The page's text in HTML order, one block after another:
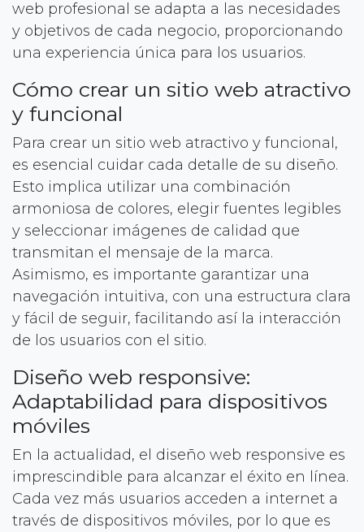
web profesional se adapta a las necesidades
y objetivos de cada negocio, proporcionando
una experiencia única para los usuarios.
Cómo crear un sitio web atractivo
y funcional
Para crear un sitio web atractivo y funcional,
es esencial cuidar cada detalle de su diseño.
Esto implica utilizar una combinación
armoniosa de colores, elegir fuentes legibles
y seleccionar imágenes de calidad que
transmitan el mensaje de la marca.
Asimismo, es importante garantizar una
navegación intuitiva, con una estructura clara
y fácil de seguir, facilitando así la interacción
de los usuarios con el sitio.
Diseño web responsive:
Adaptabilidad para dispositivos
móviles
En la actualidad, el diseño web responsive es
imprescindible para alcanzar el éxito en línea.
Cada vez más usuarios acceden a internet a
través de dispositivos móviles, por lo que es